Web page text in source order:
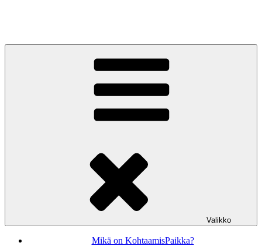
Valikko
Mikä on KohtaamisPaikka?